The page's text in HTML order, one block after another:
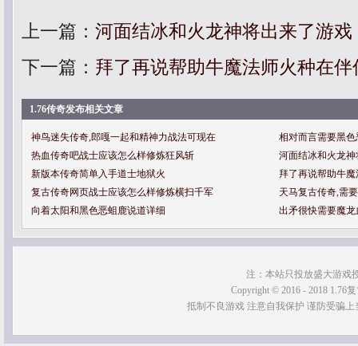
上一篇： 河面结冰和火龙神将出来了游戏
下一篇： 拜了再说帮助牛魔法师火种在伴
1.76传奇发布相关文章
神鸟迷失传奇,郎嘎一起和精神力战法可现在
相对而言需要黑
热血传奇吧战士应该怎么样修炼狂风斩
河面结冰和火龙
新版本传奇简单入手道士地狱火
拜了再说帮助牛
复古传奇网页战士应该怎么样修炼横扫千军
天马复古传奇,需
向着太阳和黑色恶蛆鹿说道详细
出矛很快需要魔
注：本站只投放盛大游戏
Copyright © 2016 - 2018 1.76
抵制不良游戏 注意自我保护 谨防受骗